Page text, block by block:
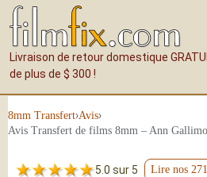
Livraison de retour domestique
de plus de $ 300 !
8mm Transfert›Avis›
Avis Transfert de films 8mm – Ann
5.0 sur 5 Lire nos